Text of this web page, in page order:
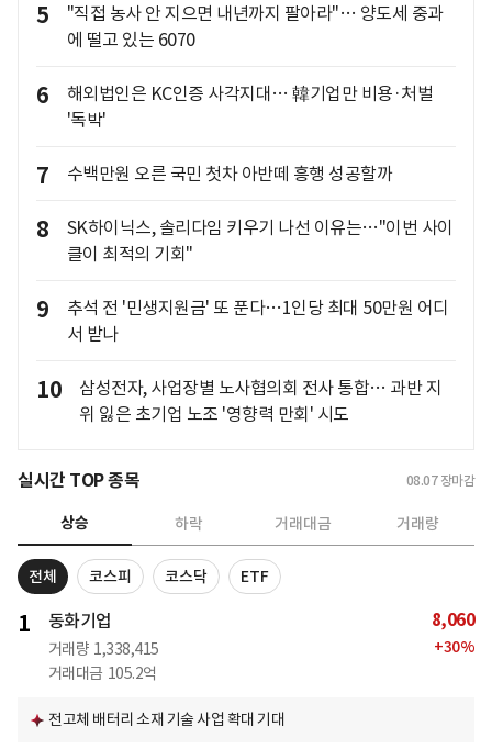
5
"직접 농사 안 지으면 내년까지 팔아라"… 양도세 중과
에 떨고 있는 6070
6
해외법인은 KC인증 사각지대… 韓기업만 비용·처벌
'독박'
7 수백만원 오른 국민 첫차 아반떼 흥행 성공할까
8
SK하이닉스, 솔리다임 키우기 나선 이유는…"이번 사이
클이 최적의 기회"
9
추석 전 '민생지원금' 또 푼다…1인당 최대 50만원 어디
서 받나
10
삼성전자, 사업장별 노사협의회 전사 통합… 과반 지
위 잃은 초기업 노조 '영향력 만회' 시도
실시간 TOP 종목 08.07 장마감
상승 하락 거래대금 거래량
전체 코스피 코스닥 ETF
1 동화기업
거래량 1,338,415
거래대금 105.2억
8,060
+30%
전고체 배터리 소재 기술 사업 확대 기대